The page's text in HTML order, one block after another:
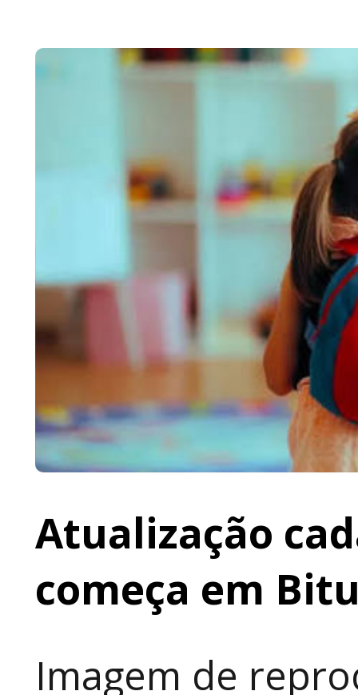
Atualização
começa em
Imagem de